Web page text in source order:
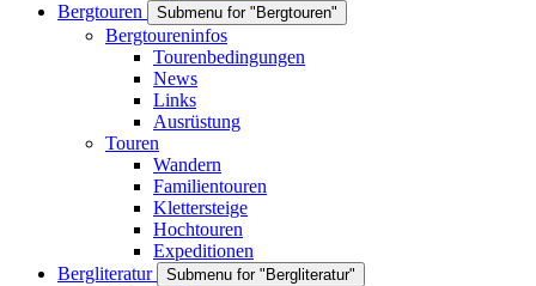
Bergtouren
Submenu for "Bergtouren"
Bergtoureninfos
Tourenbedingungen
News
Links
Ausrüstung
Touren
Wandern
Familientouren
Klettersteige
Hochtouren
Expeditionen
Bergliteratur
Submenu for "Bergliteratur"